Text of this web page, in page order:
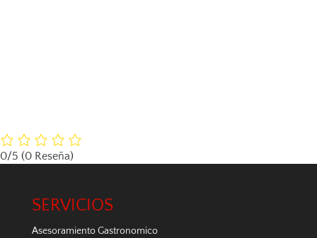
0/5 (0 Reseña)
SERVICIOS
Asesoramiento Gastronomico